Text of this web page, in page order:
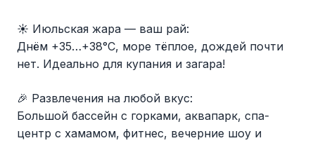
☀ Июльская жара — ваш рай:
Днём +35…+38°C, море тёплое, дождей почти
нет. Идеально для купания и загара!
🎉 Развлечения на любой вкус:
Большой бассейн с горками, аквапарк, спа-
центр с хамамом, фитнес, вечерние шоу и